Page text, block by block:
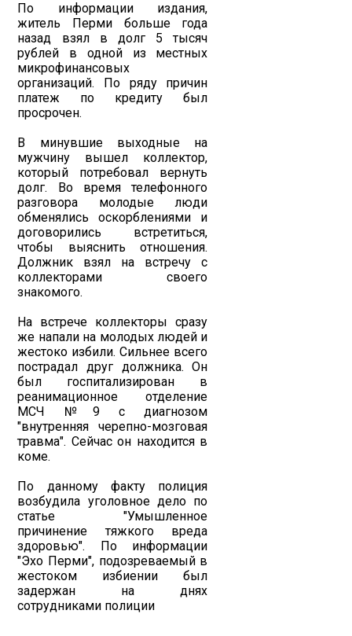
По информации издания,
житель Перми больше года
назад взял в долг 5 тысяч
рублей в одной из местных
микрофинансовых
организаций. По ряду причин
платеж по кредиту был
просрочен.
В минувшие выходные на
мужчину вышел коллектор,
который потребовал вернуть
долг. Во время телефонного
разговора молодые люди
обменялись оскорблениями и
договорились встретиться,
чтобы выяснить отношения.
Должник взял на встречу с
коллекторами своего
знакомого.
На встрече коллекторы сразу
же напали на молодых людей и
жестоко избили. Сильнее всего
пострадал друг должника. Он
был госпитализирован в
реанимационное отделение
МСЧ №9 с диагнозом
"внутренняя черепно-мозговая
травма". Сейчас он находится в
коме.
По данному факту полиция
возбудила уголовное дело по
статье "Умышленное
причинение тяжкого вреда
здоровью". По информации
"Эхо Перми", подозреваемый в
жестоком избиении был
задержан на днях
сотрудниками полиции